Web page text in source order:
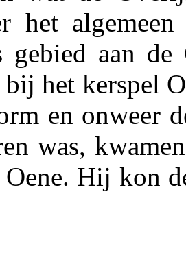
het
gebied aan
bij het kerspel
en onweer
was,
Hij kon